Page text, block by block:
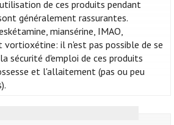
de ces produits pendant
généralement rassurantes.
miansérine, IMAO,
il n'est pas possible de se
sécurité d'emploi de ces produits
et l'allaitement (pas ou peu